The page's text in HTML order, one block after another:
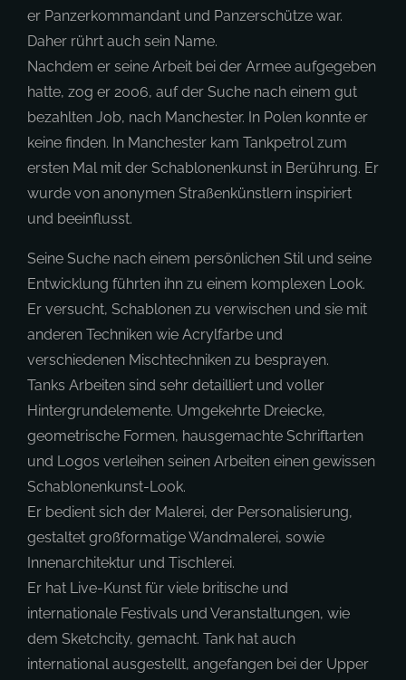
er Panzerkommandant und Panzerschütze war.
Daher rührt auch sein Name.
Nachdem er seine Arbeit bei der Armee aufgegeben
hatte, zog er 2006, auf der Suche nach einem gut
bezahlten Job, nach Manchester. In Polen konnte er
keine finden. In Manchester kam Tankpetrol zum
ersten Mal mit der Schablonenkunst in Berührung. Er
wurde von anonymen Straßenkünstlern inspiriert
und beeinflusst.
Seine Suche nach einem persönlichen Stil und seine
Entwicklung führten ihn zu einem komplexen Look.
Er versucht, Schablonen zu verwischen und sie mit
anderen Techniken wie Acrylfarbe und
verschiedenen Mischtechniken zu besprayen.
Tanks Arbeiten sind sehr detailliert und voller
Hintergrundelemente. Umgekehrte Dreiecke,
geometrische Formen, hausgemachte Schriftarten
und Logos verleihen seinen Arbeiten einen gewissen
Schablonenkunst-Look.
Er bedient sich der Malerei, der Personalisierung,
gestaltet großformatige Wandmalerei, sowie
Innenarchitektur und Tischlerei.
Er hat Live-Kunst für viele britische und
internationale Festivals und Veranstaltungen, wie
dem Sketchcity, gemacht. Tank hat auch
international ausgestellt, angefangen bei der Upper